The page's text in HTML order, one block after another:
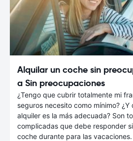
Alquilar un coche sin
a Sin preocupaciones
¿Tengo que cubrir totalmente mi
seguros necesito como mínimo?
alquiler es la más adecuada? Son
complicadas que debe responder
coche durante para las